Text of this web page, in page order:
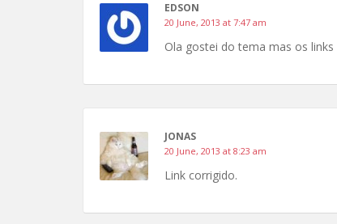
EDSON
20 June, 2013 at 7:47 am
Ola gostei do tema mas os
JONAS
20 June, 2013 at 8:23 am
Link corrigido.